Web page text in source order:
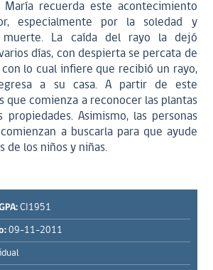
María recuerda este acontecimiento
especialmente por la soledad y
La caída del rayo la dejó
días, con despierta se percata de
lo cual infiere que recibió un rayo,
a su casa. A partir de este
que comienza a reconocer las plantas
propiedades. Asimismo, las personas
a buscarla para que ayude
de los niños y niñas.
CI1951
09-11-2011